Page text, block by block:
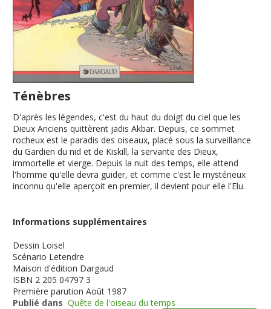
Ténèbres
D'après les légendes, c'est du haut du doigt du ciel que les
Dieux Anciens quittèrent jadis Akbar. Depuis, ce sommet
rocheux est le paradis des oiseaux, placé sous la surveillance
du Gardien du nid et de Kiskill, la servante des Dieux,
immortelle et vierge. Depuis la nuit des temps, elle attend
l'homme qu'elle devra guider, et comme c'est le mystérieux
inconnu qu'elle aperçoit en premier, il devient pour elle l'Elu.
Informations supplémentaires
Dessin Loisel
Scénario Letendre
Maison d'édition Dargaud
ISBN 2 205 04797 3
Première parution Août 1987
Publié dans Quête de l'oiseau du temps